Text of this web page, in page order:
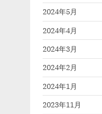
2024年5月
2024年4月
2024年3月
2024年2月
2024年1月
2023年11月